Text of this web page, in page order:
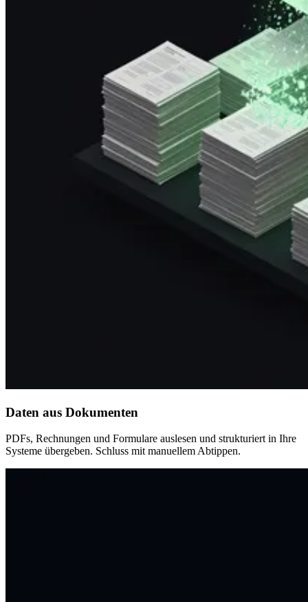
Daten aus Dokumenten
PDFs, Rechnungen und Formulare auslesen und strukturiert in Ihre
Systeme übergeben. Schluss mit manuellem Abtippen.